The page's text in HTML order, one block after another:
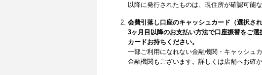
以降に発行されたものは、現住所が確認可能
会費引落し口座のキャッシュカード（選択され
3ヶ月目以降のお支払い方法で口座振替をご
カードお持ちください。
一部ご利用になれない金融機関・キャッシュ
金融機関もございます。詳しくは店舗へお確か